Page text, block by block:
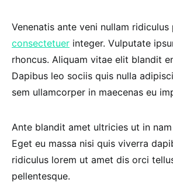
Venenatis ante veni nullam ridiculus
consectetuer integer. Vulputate
rhoncus. Aliquam vitae elit blandit
Dapibus leo sociis quis nulla
sem ullamcorper in maecenas eu
Ante blandit amet ultricies ut in
Eget eu massa nisi quis viverra
ridiculus lorem ut amet dis orci
pellentesque.